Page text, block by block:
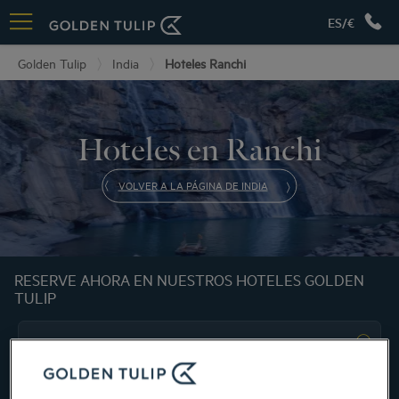
ES/€
Golden Tulip India Hoteles Ranchi
Hoteles en Ranchi
VOLVER A LA PÁGINA DE INDIA
RESERVE AHORA EN NUESTROS HOTELES GOLDEN
TULIP